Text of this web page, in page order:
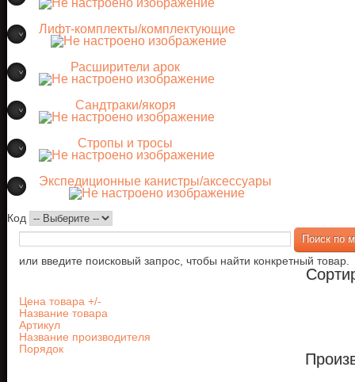
Лифт-комплекты/комплектующие
Расширители арок
Сандтраки/якоря
Стропы и тросы
Экспедиционные канистры/аксессуары
Код
или введите поисковый запрос, чтобы найти конкретный товар.
Цена товара +/-
Название товара
Артикул
Название производителя
Порядок